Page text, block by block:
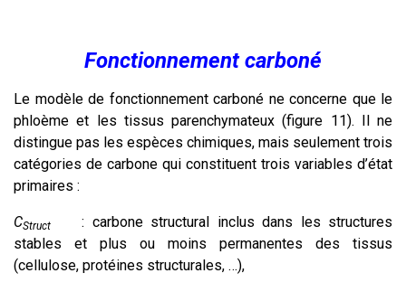
Fonctionnement carboné
Le modèle de fonctionnement carboné ne concerne que le
phloème et les tissus parenchymateux (figure 11). Il ne
distingue pas les espèces chimiques, mais seulement trois
catégories de carbone qui constituent trois variables d’état
primaires :
CStruct
: carbone structural inclus dans les structures
stables et plus ou moins permanentes des tissus
(cellulose, protéines structurales, …),